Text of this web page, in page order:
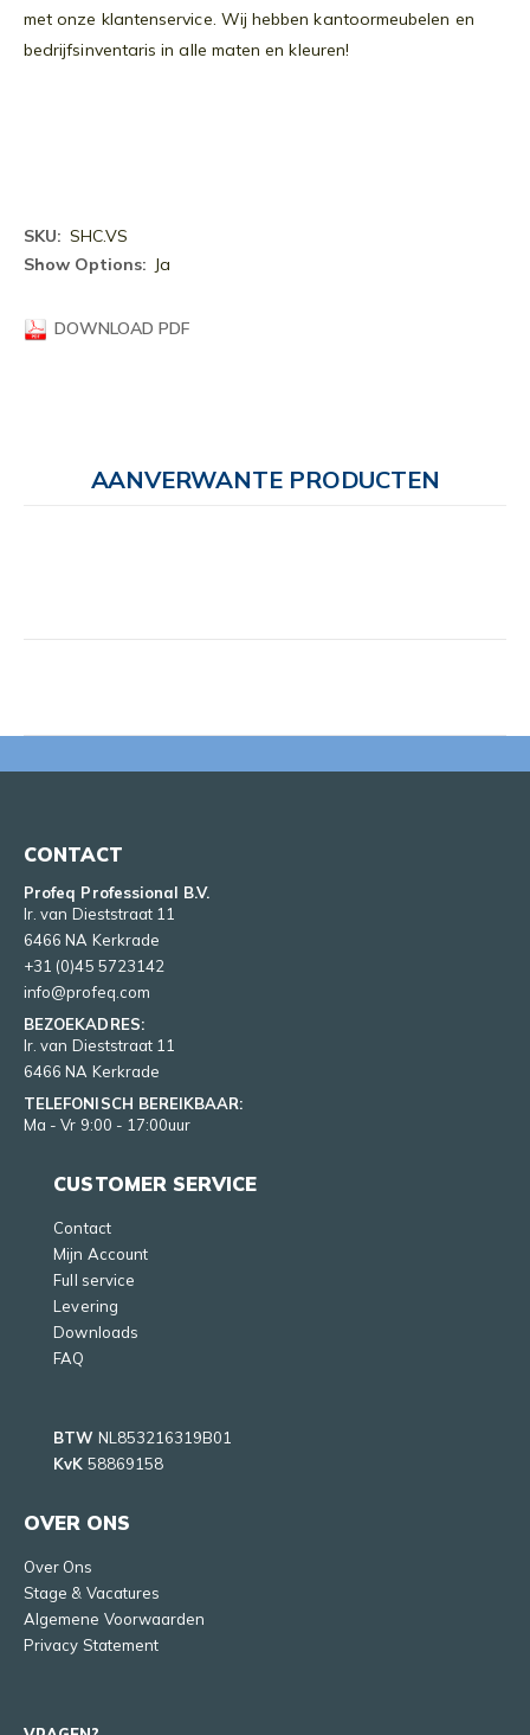
met onze klantenservice. Wij hebben kantoormeubelen en
bedrijfsinventaris in alle maten en kleuren!
Meer
informatie
SHC.VS
Ja
DOWNLOAD PDF
AANVERWANTE PRODUCTEN
CONTACT
Profeq Professional B.V.
Ir. van Dieststraat 11
6466 NA Kerkrade
+31 (0)45 5723142
info@profeq.com
BEZOEKADRES:
Ir. van Dieststraat 11
6466 NA Kerkrade
TELEFONISCH BEREIKBAAR:
Ma - Vr 9:00 - 17:00uur
CUSTOMER SERVICE
Contact
Mijn Account
Full service
Levering
Downloads
FAQ
BTW NL853216319B01
KvK 58869158
OVER ONS
Over Ons
Stage & Vacatures
Algemene Voorwaarden
Privacy Statement